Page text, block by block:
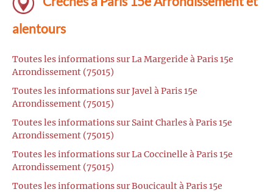
alentours
Toutes les informations sur La Margeride à Paris 15e
Arrondissement (75015)
Toutes les informations sur Javel à Paris 15e
Arrondissement (75015)
Toutes les informations sur Saint Charles à Paris 15e
Arrondissement (75015)
Toutes les informations sur La Coccinelle à Paris 15e
Arrondissement (75015)
Toutes les informations sur Boucicault à Paris 15e